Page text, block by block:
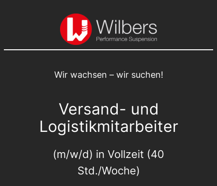
Wir wachsen – wir suchen!
Versand- und
Logistikmitarbeiter
(m/w/d) in Vollzeit (40
Std./Woche)